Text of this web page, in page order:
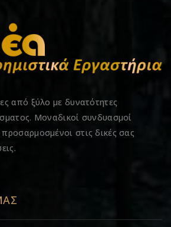
από ξύλο με δυνατότητες
Μοναδικοί συνδυασμοί
στις δικές σας